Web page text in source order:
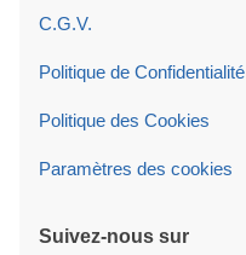
C.G.V.
Politique de Confidentialité
Politique des Cookies
Paramètres des cookies
Suivez-nous sur